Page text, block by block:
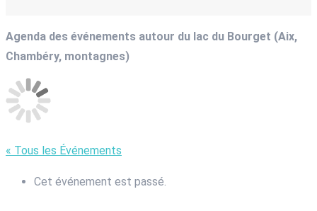
Agenda des événements autour du lac du Bourget (Aix,
Chambéry, montagnes)
« Tous les Événements
Cet événement est passé.